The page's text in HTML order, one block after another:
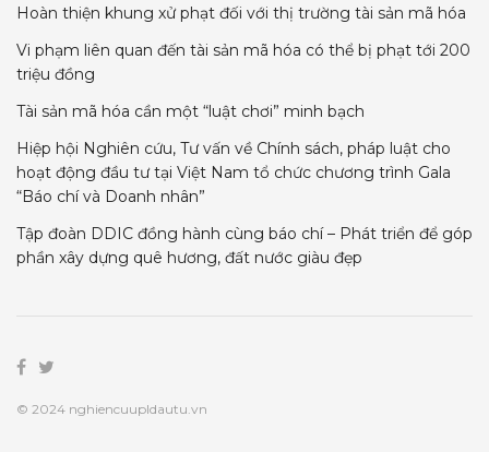
Hoàn thiện khung xử phạt đối với thị trường tài sản mã hóa
Vi phạm liên quan đến tài sản mã hóa có thể bị phạt tới 200
triệu đồng
Tài sản mã hóa cần một “luật chơi” minh bạch
Hiệp hội Nghiên cứu, Tư vấn về Chính sách, pháp luật cho
hoạt động đầu tư tại Việt Nam tổ chức chương trình Gala
“Báo chí và Doanh nhân”
Tập đoàn DDIC đồng hành cùng báo chí – Phát triển để góp
phần xây dựng quê hương, đất nước giàu đẹp
© 2024 nghiencuupldautu.vn